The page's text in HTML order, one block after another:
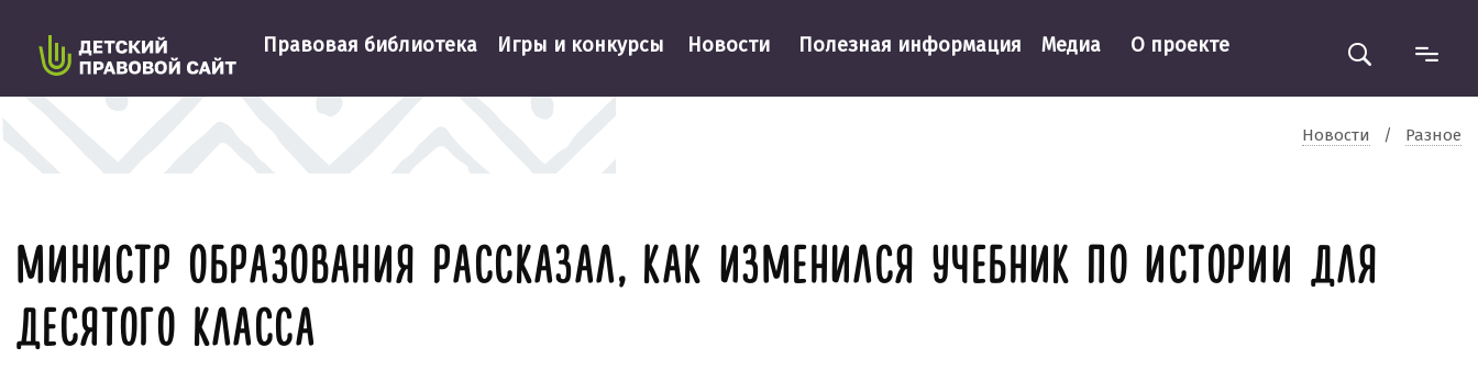
Правовая библиотека Игры и конкурсы Новости Полезная информация Медиа О проекте
Новости / Разное
МИНИСТР ОБРАЗОВАНИЯ РАССКАЗАЛ, КАК ИЗМЕНИЛСЯ УЧЕБНИК ПО ИСТОРИИ ДЛЯ
ДЕСЯТОГО КЛАССА